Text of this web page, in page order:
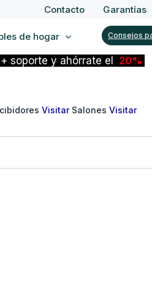
Contacto Garantías
de hogar Consejos
soporte y ahórrate el 20%
Visitar Salones Visitar